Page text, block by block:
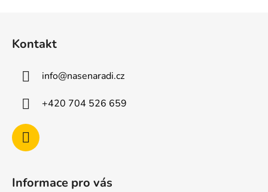
Kontakt
info@nasenaradi.cz
+420 704 526 659
Informace pro vás